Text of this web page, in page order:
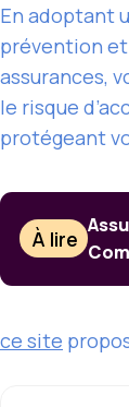
En adoptant
prévention
assurances,
le risque
protégeant
À lire
ce site